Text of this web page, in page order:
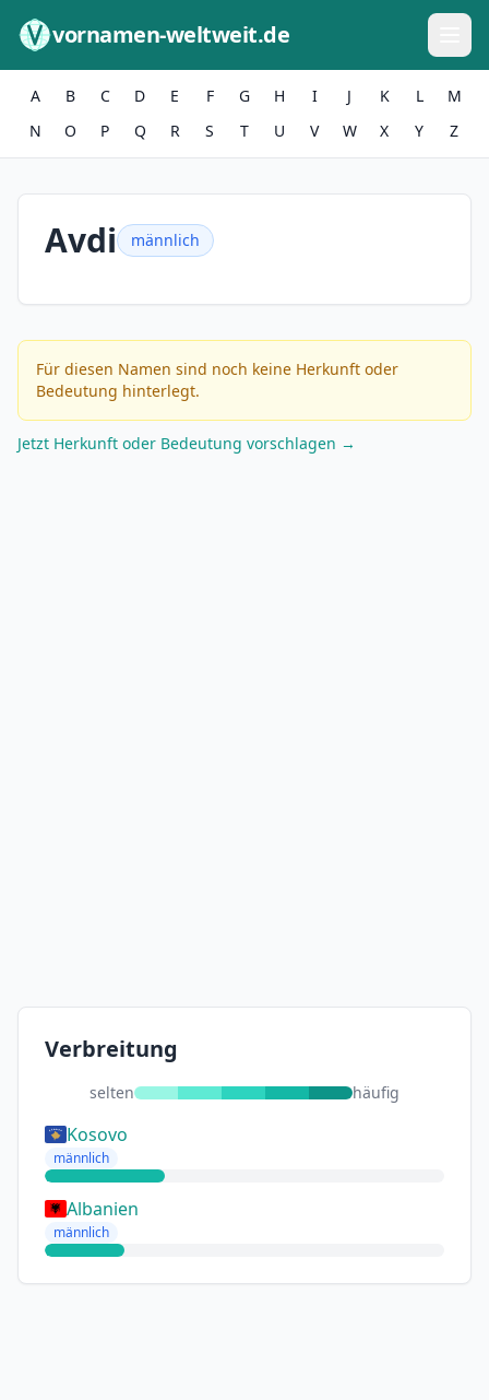
vornamen-weltweit.de
A B C D E F G H I J K L
M
N
O P Q R S T U V W X Y Z
Avdi männlich
Für diesen Namen sind noch keine Herkunft oder
Bedeutung hinterlegt.
Jetzt Herkunft oder Bedeutung vorschlagen →
Verbreitung
selten häufig
Kosovo
männlich
Albanien
männlich